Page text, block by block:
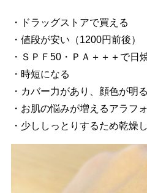
・ドラッグストアで買え
・値段が安い（1200円前
・ＳＰＦ50・ＰＡ＋＋＋で日
・時短になる
・カバー力があり、顔色が明
・お肌の悩みが増えるアラフ
・少ししっとりするため乾燥